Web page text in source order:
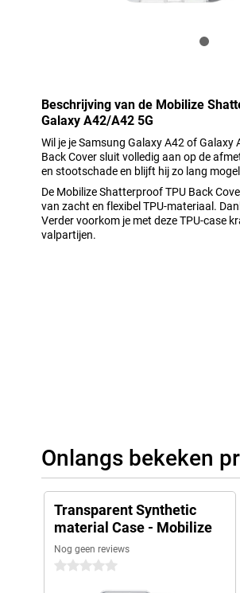
Beschrijving van de Mobilize
Galaxy A42/A42 5G
Wil je je Samsung Galaxy A42 of
Back Cover sluit volledig aan op de
en stootschade en blijft hij zo lang
De Mobilize Shatterproof TPU Back
van zacht en flexibel TPU-materiaal.
Verder voorkom je met deze TPU-case
valpartijen.
Onlangs bekeken
Transparent Synthetic
material Case - Mobilize
Nog geen reviews
0 sterren